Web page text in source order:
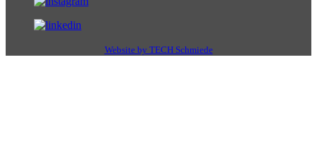
Website by TECH Schmiede